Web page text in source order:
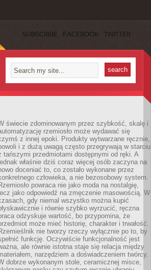
SUBSCRIBE FACEBOOK TWITTER
świecie zdominowanym przez szybkość, skalę i
rzemiosło może wydawać się
z innej epoki. Produkty wytwarzane ręcznie,
i z dużą uwagą często przegrywają w starciu
tańszymi przedmiotami dostępnymi od ręki. A
właśnie dziś coraz więcej osób zaczyna na
doceniać to, co zostało wykonane przez
człowieka, a nie bezosobowy system.
powraca nie jako moda na nostalgię,
lecz jako odpowiedź na zmęczenie masowością. W
gdy niemal wszystko można kupić
i równie szybko wyrzucić, ręczna
odzyskuje wartość, bo przypomina, że
może mieć historię, charakter i trwałość.
nie tworzy rzeczy wyłącznie po to, by
funkcję. Oczywiście funkcjonalność jest
ale równie istotna staje się relacja między
narzędziem a doświadczeniem twórcy.
dobrze wykonanym stole, ceramicznej misce,